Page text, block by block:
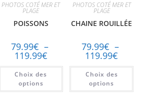
PHOTOS COTÉ MER ET
PLAGE
POISSONS
79.99€ –
119.99€
Choix des
options
PHOTOS COTÉ MER ET
PLAGE
CHAINE ROUILLÉE
79.99€ –
119.99€
Choix des
options